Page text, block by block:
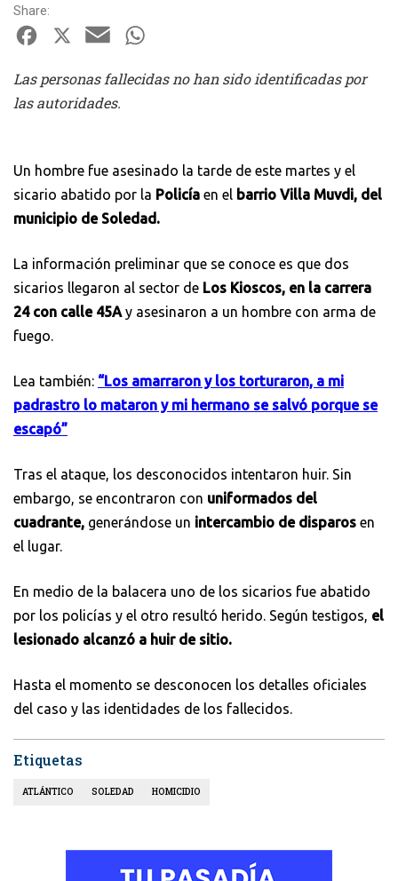
Share:
Facebook
X Email
Las personas fallecidas no han sido identificadas por
las autoridades.
Un hombre fue asesinado la tarde de este martes y el
sicario abatido por la Policía en el barrio Villa Muvdi, del
municipio de Soledad.
La información preliminar que se conoce es que dos
sicarios llegaron al sector de Los Kioscos, en la carrera
24 con calle 45Ay asesinaron a un hombre con arma de
fuego.
Lea también: “Los amarraron y los torturaron, a mi
padrastro lo mataron y mi hermano se salvó porque se
escapó”
Tras el ataque, los desconocidos intentaron huir. Sin
embargo, se encontraron con uniformados del
cuadrante, generándose un intercambio de disparos en
el lugar.
En medio de la balacera uno de los sicarios fue abatido
por los policías y el otro resultó herido. Según testigos, el
lesionado alcanzó a huir de sitio.
Hasta el momento se desconocen los detalles oficiales
del caso y las identidades de los fallecidos.
Etiquetas
ATLÁNTICO SOLEDAD HOMICIDIO